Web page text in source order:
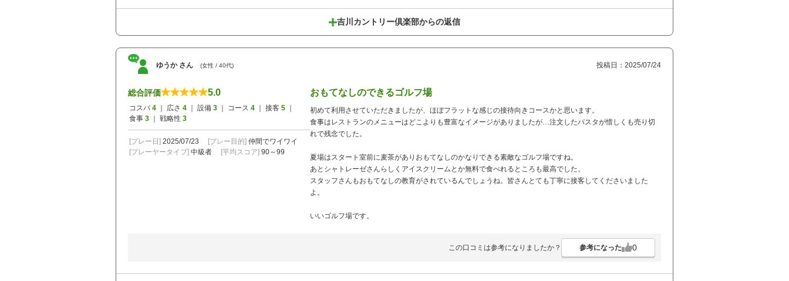
吉川カントリー倶楽部からの返信
ゆうか さん (女性 / 40代) 投稿日：2025/07/24
総合評価 5.0
コスパ 4 ｜ 広さ 4 ｜ 設備 3 ｜ コース 4 ｜ 接客 5
食事 3 ｜ 戦略性 3
[プレー日] 2025/07/23 [プレー目的] 仲間でワイワイ
[プレーヤータイプ] 中級者 [平均スコア] 90～99
おもてなしのできるゴルフ場
初めて利用させていただきましたが、ほぼフラットな感じの接待向きコースかと思います。
食事はレストランのメニューはどこよりも豊富なイメージがありましたが…注文したパスタが惜しくも売り切
れで残念でした。
夏場はスタート室前に麦茶がありおもてなしのかなりできる素敵なゴルフ場ですね。
あとシャトレーゼさんらしくアイスクリームとか無料で食べれるところも最高でした。
スタッフさんもおもてなしの教育がされているんでしょうね。皆さんとても丁寧に接客してくださいました
よ。
いいゴルフ場です。
この口コミは参考になりましたか？ 参考になった 0